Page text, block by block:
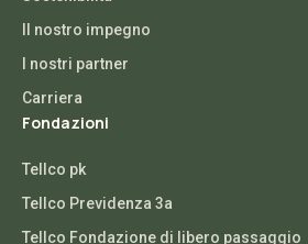
Il nostro impegno
I nostri partner
Carriera
Fondazioni
Tellco pk
Tellco Previdenza 3a
Tellco Fondazione di libero passaggio